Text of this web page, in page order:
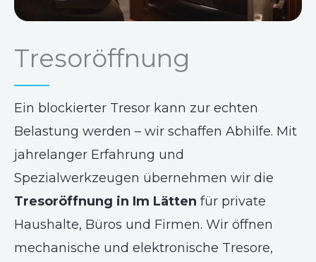
Tresoröffnung
Ein blockierter Tresor kann zur echten
Belastung werden – wir schaffen Abhilfe. Mit
jahrelanger Erfahrung und
Spezialwerkzeugen übernehmen wir die
Tresoröffnung in Im Lätten für private
Haushalte, Büros und Firmen. Wir öffnen
mechanische und elektronische Tresore,